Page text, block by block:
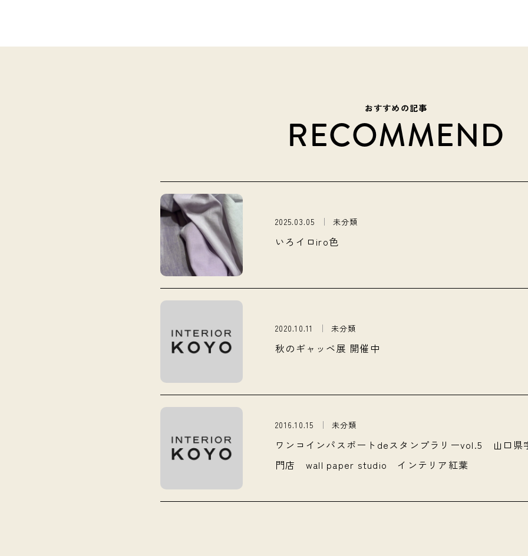
おすすめの記事
RECOMMEND
2025.03.05 未分類
いろイロiro色
2020.10.11 未分類
秋のギャッベ展 開催中
2016.10.15 未分類
ワンコインパスポートdeスタンプラリーvol.5 山口
門店 wall paper studio インテリア紅葉